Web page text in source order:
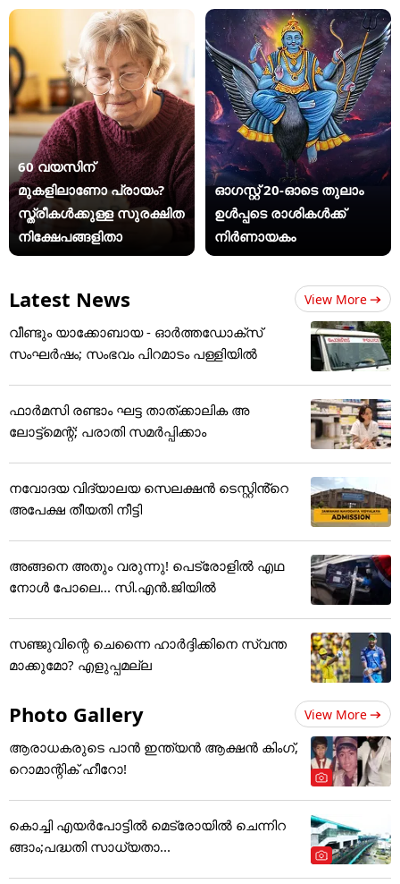
60 വയസിന്
മുകളിലാണോ പ്രായം?
സ്ത്രീകള്‍ക്കുള്ള സുരക്ഷിത
നിക്ഷേപങ്ങളിതാ
ഓഗസ്റ്റ് 20-ഓടെ തുലാം
ഉൾപ്പടെ രാശികൾക്ക്
നിർണായകം
Latest News View More
വീണ്ടും യാക്കോബായ - ഓർത്തഡോക്സ്
സംഘർഷം; സംഭവം പിറമാടം പള്ളിയിൽ
ഫാർമസി രണ്ടാം ഘട്ട താത്ക്കാലിക അ
ലോട്ട്മെന്റ്; പരാതി സമർപ്പിക്കാം
നവോദയ വിദ്യാലയ സെലക്ഷൻ ടെസ്റ്റിൻ്റെ
അപേക്ഷ തീയതി നീട്ടി
അങ്ങനെ അതും വരുന്നു! പെട്രോളിൽ എഥ
നോൾ പോലെ... സി.എൻ.ജിയിൽ
സഞ്ജുവിന്റെ ചെന്നൈ ഹാര്‍ദ്ദിക്കിനെ സ്വന്ത
മാക്കുമോ? എളുപ്പമല്ല
Photo Gallery View More
ആരാധകരുടെ പാൻ ഇന്ത്യൻ ആക്ഷൻ കിംഗ്,
റൊമാന്റിക് ഹീറോ!
കൊച്ചി എയര്‍പോട്ടില്‍ മെട്രോയില്‍ ചെന്നിറ
ങ്ങാം;പദ്ധതി സാധ്യതാ...